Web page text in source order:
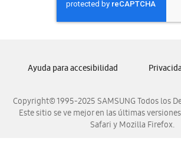
Samsung Nicaragua
Samsung Panamá
Samsung Venezuela
Copyright© 1995-2025 SAMSUNG Todos los
Este sitio se ve mejor en las últimas
Safari y Mozilla Firefox.
Ayuda para accesibilidad